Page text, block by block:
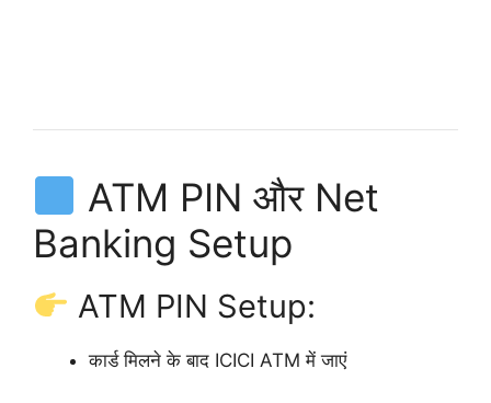
ATM PIN और Net
Banking Setup
ATM PIN Setup:
कार्ड मिलने के बाद ICICI ATM में जाएं